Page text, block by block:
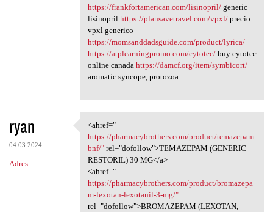
https://frankfortamerican.com/lisinopril/generic
lisinopril https://plansavetravel.com/vpxl/precio
vpxl generico
https://momsanddadsguide.com/product/lyrica/
https://atplearningpromo.com/cytotec/buy cytotec
online canada https://damcf.org/item/symbicort/
aromatic syncope, protozoa.
ryan
04.03.2024
Adres
<ahref=" https:/
<ahref="
https://pharmacybrothers.com/product/temazepam-
bnf/"rel="dofollow">TEMAZEPAM (GENERIC
RESTORIL) 30 MG</a>
<ahref="
https://pharmacybrothers.com/product/bromazepa
m-lexotan-lexotanil-3-mg/"
rel="dofollow">BROMAZEPAM (LEXOTAN,